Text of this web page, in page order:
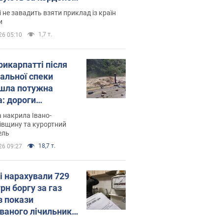
не завадить взяти приклад із країн
05:10 1,7 т.
після
спеки
потужна
дороги
на
Відео
накрила Івано-
та курортний
09:27 18,7 т.
нарахували 729
боргу за газ
покази
лічильника: